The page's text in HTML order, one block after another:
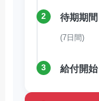
2 待期期間
(7日間)
3 給付開始